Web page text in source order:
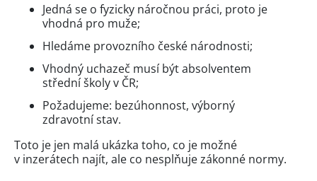
Jedná se o fyzicky náročnou práci, proto je
vhodná pro muže;
Hledáme provozního české národnosti;
Vhodný uchazeč musí být absolventem
střední školy v ČR;
Požadujeme: bezúhonnost, výborný
zdravotní stav.
Toto je jen malá ukázka toho, co je možné
v inzerátech najít, ale co nesplňuje zákonné normy.